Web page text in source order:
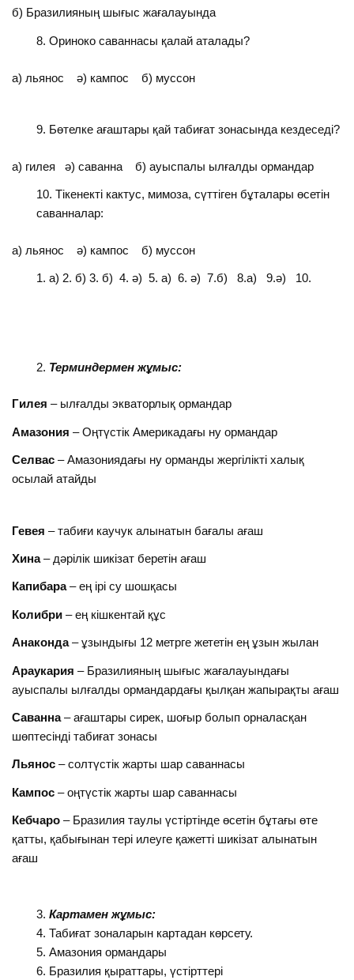
б) Бразилияның шығыс жағалауында
Ориноко саваннасы қалай аталады?
а) льянос ә) кампос б) муссон
Бөтелке ағаштары қай табиғат зонасында кездеседі?
а) гилея ә) саванна б) ауыспалы ылғалды ормандар
Тікенекті кактус, мимоза, сүттіген бұталары өсетін
саванналар:
а) льянос ә) кампос б) муссон
а) 2. б) 3. б) 4. ә) 5. а) 6. ә) 7.б) 8.а) 9.ә) 10.
Терминдермен жұмыс:
Гилея – ылғалды экваторлық ормандар
Амазония– Оңтүстік Америкадағы ну ормандар
Селвас– Амазониядағы ну орманды жергілікті халық
осылай атайды
Гевея – табиғи каучук алынатын бағалы ағаш
Хина– дәрілік шикізат беретін ағаш
Капибара– ең ірі су шошқасы
Колибри – ең кішкентай құс
Анаконда– ұзындығы 12 метрге жететін ең ұзын жылан
Араукария– Бразилияның шығыс жағалауындағы
ауыспалы ылғалды ормандардағы қылқан жапырақты ағаш
Саванна– ағаштары сирек, шоғыр болып орналасқан
шөптесінді табиғат зонасы
Льянос– солтүстік жарты шар саваннасы
Кампос– оңтүстік жарты шар саваннасы
Кебчаро– Бразилия таулы үстіртінде өсетін бұтағы өте
қатты, қабығынан тері илеуге қажетті шикізат алынатын
ағаш
Картамен жұмыс:
Табиғат зоналарын картадан көрсету.
Амазония ормандары
Бразилия қыраттары, үстірттері